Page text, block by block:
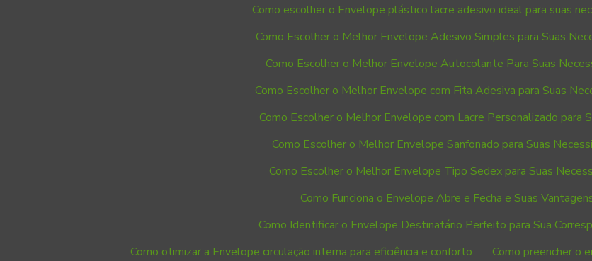
Como escolher o Envelope plástico lacre adesivo ideal para suas
Como Escolher o Melhor Envelope Adesivo Simples para Suas
Como Escolher o Melhor Envelope Autocolante Para Suas
Como Escolher o Melhor Envelope com Fita Adesiva para Suas
Como Escolher o Melhor Envelope com Lacre Personalizado para
Como Escolher o Melhor Envelope Sanfonado para Suas
Como Escolher o Melhor Envelope Tipo Sedex para Suas
Como Funciona o Envelope Abre e Fecha e Suas
Como Identificar o Envelope Destinatário Perfeito para Sua
Como otimizar a Envelope circulação interna para eficiência e conforto
Como preencher o